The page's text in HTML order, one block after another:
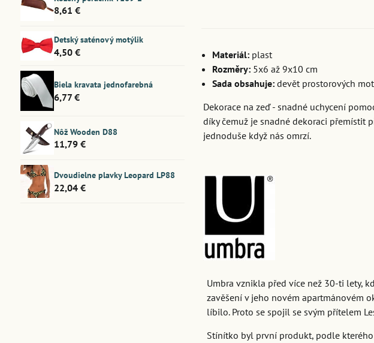
Materiál: plast
Rozměry: 5x6 až 9x10 cm
Sada obsahuje: devět prostorových
Dekorace na zeď - snadné uchycení
díky čemuž je snadné dekoraci přemístit
jednoduše když nás omrzí.
Umbra vznikla před více než 30-ti lety,
zavěšení v jeho novém apartmánovém
líbilo. Proto se spojil se svým přítelem
Stínítko byl první produkt, podle kterého
8,61 €
Detský saténový motýlik
4,50 €
Biela kravata jednofarebná
6,77 €
Nôž Wooden D88
11,79 €
Dvoudielne plavky Leopard LP88
22,04 €